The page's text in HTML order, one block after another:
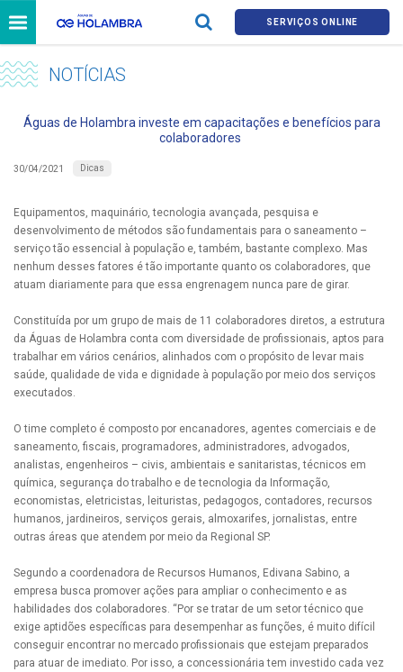
SERVIÇOS ONLINE
NOTÍCIAS
Águas de Holambra investe em capacitações e benefícios para
colaboradores
30/04/2021 Dicas
Equipamentos, maquinário, tecnologia avançada, pesquisa e
desenvolvimento de métodos são fundamentais para o saneamento –
serviço tão essencial à população e, também, bastante complexo. Mas
nenhum desses fatores é tão importante quanto os colaboradores, que
atuam diariamente para que essa engrenagem nunca pare de girar.
Constituída por um grupo de mais de 11 colaboradores diretos, a estrutura
da Águas de Holambra conta com diversidade de profissionais, aptos para
trabalhar em vários cenários, alinhados com o propósito de levar mais
saúde, qualidade de vida e dignidade à população por meio dos serviços
executados.
O time completo é composto por encanadores, agentes comerciais e de
saneamento, fiscais, programadores, administradores, advogados,
analistas, engenheiros – civis, ambientais e sanitaristas, técnicos em
química, segurança do trabalho e de tecnologia da Informação,
economistas, eletricistas, leituristas, pedagogos, contadores, recursos
humanos, jardineiros, serviços gerais, almoxarifes, jornalistas, entre
outras áreas que atendem por meio da Regional SP.
Segundo a coordenadora de Recursos Humanos, Edivana Sabino, a
empresa busca promover ações para ampliar o conhecimento e as
habilidades dos colaboradores. “Por se tratar de um setor técnico que
exige aptidões específicas para desempenhar as funções, é muito difícil
conseguir encontrar no mercado profissionais que estejam preparados
para atuar de imediato. Por isso, a concessionária tem investido cada vez